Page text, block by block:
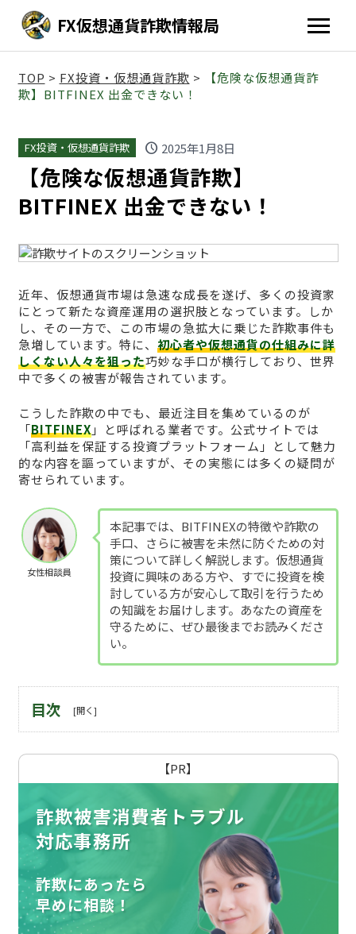
FX仮想通貨詐欺情報局
TOP > FX投資・仮想通貨詐欺 >
【危険な仮想通貨詐
欺】BITFINEX 出金できない！
FX投資・仮想通貨詐欺 schedule 2025年1月8日
【危険な仮想通貨詐欺】
BITFINEX 出金できない！
近年、仮想通貨市場は急速な成長を遂げ、多くの投資家
にとって新たな資産運用の選択肢となっています。しか
し、その一方で、この市場の急拡大に乗じた詐欺事件も
急増しています。特に、 初心者や仮想通貨の仕組みに詳
しくない人々を狙った巧妙な手口が横行しており、世界
中で多くの被害が報告されています。
こうした詐欺の中でも、最近注目を集めているのが
「BITFINEX」と呼ばれる業者です。公式サイトでは
「高利益を保証する投資プラットフォーム」として魅力
的な内容を謳っていますが、その実態には多くの疑問が
寄せられています。
女性相談員
本記事では、BITFINEXの特徴や詐欺の
手口、さらに被害を未然に防ぐための対
策について詳しく解説します。仮想通貨
投資に興味のある方や、すでに投資を検
討している方が安心して取引を行うため
の知識をお届けします。あなたの資産を
守るために、ぜひ最後までお読みくださ
い。
目次
【PR】
詐欺被害消費者トラブル
対応事務所
詐欺にあったら
早めに相談！